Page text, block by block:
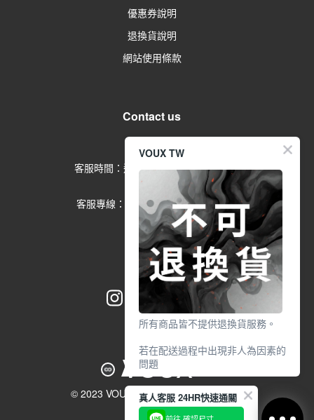
優惠券說明
退換貨說明
網站使用條款
Contact us
客服時間：週一到週五 09:00-17:00
(例假日除外)
客服專線：02-2791-1602 分機553
VOUX
© 2023 VOUX Co. All Rights Reserved.
VOUX TW
所有商品皆不提供退換貨服務。
若在配送過程中出現非人為因素的
問題
請於7天鑑賞期內
透過【 聯絡客服 / 客服中心 】申
請，並提供相關照片作為證明。
真人客服 24HR快速通關